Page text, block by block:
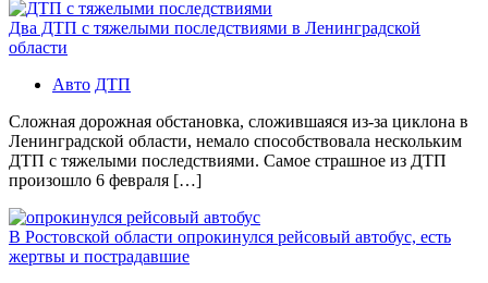
Два ДТП с тяжелыми последствиями в Ленинградской
области
Авто ДТП
Сложная дорожная обстановка, сложившаяся из-за циклона в
Ленинградской области, немало способствовала нескольким
ДТП с тяжелыми последствиями. Самое страшное из ДТП
произошло 6 февраля […]
В Ростовской области опрокинулся рейсовый автобус, есть
жертвы и пострадавшие